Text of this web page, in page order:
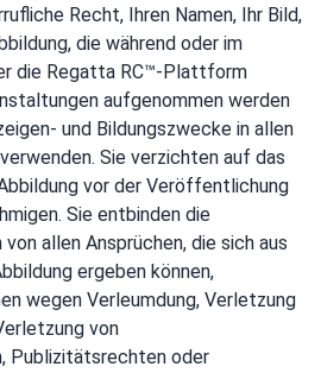
Recht, Ihren Namen, Ihr Bild,
die während oder im
die Regatta RC™-Plattform
aufgenommen werden
und Bildungszwecke in allen
Sie verzichten auf das
vor der Veröffentlichung
Sie entbinden die
allen Ansprüchen, die sich aus
ergeben können,
wegen Verleumdung, Verletzung
von
Publizitätsrechten oder